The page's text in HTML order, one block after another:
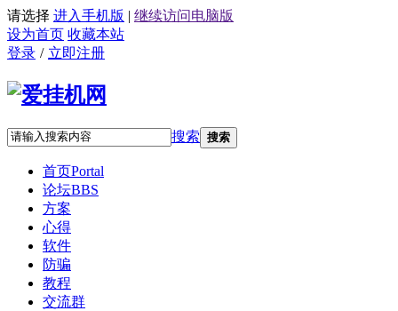
请选择 进入手机版 | 继续访问电脑版
设为首页 收藏本站
登录 / 立即注册
搜索 搜索
首页Portal
论坛BBS
方案
心得
软件
防骗
教程
交流群